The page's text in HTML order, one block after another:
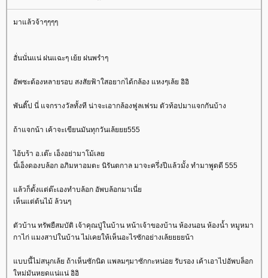
มาแล้วจ้าๆๆๆๆ
ฮั่นนั่นแน่ ฝนแฉะๆ เย้ย ฝนพรำๆ
อัพซะต้องหลายรอบ สงสัยฟ้าใสอยากได้กล้อง แหงๆเล้ย อิอิ
พันติ๊ป นี่ แจกรางวัลทั้งที น่าจะเอากล้องฟูลเฟรม ตัวท้อปมาแจกกันบ้าง
ถ้าแจกน้า เค้าจะเขียนมันทุกวันเล้ยยย555
ไอ้บร้า อ.เต๊ะ เอ็งอย่ามาโม้เล
นี่เอ็งดองบล้อก อภิมหาอมตะ นิรันตกาล มาจะครึ่งปีแล้วมั้ง ทำมาพูดดี 555
ล้วก็ตั้งแต่ต๊ะเองทำบล้อก อัพบล้อกมาเนี่
เห็นแต่ต้นไม้ ล้วนๆ
ตัวบ้าน ทรัพยืสมบัติ เจ้าคุณปู่ในบ้าน หน้าเจ้าของบ้าน ห้องนอน ห้องน้ำ หมูหมา
กาไก่ แมงสาปในบ้าน ไม่เคยให้เห็นอะไรซักอย่างเล้ยยยยน้า
บบนี้ไม่สนุกเล้ย ถ้าเห็นซักนิด แพลมๆมาซักกะหน่อย รับรอง เค้าเอาไปอัพบล็อก
หม่มันหยดแน่แน่ อิอิ